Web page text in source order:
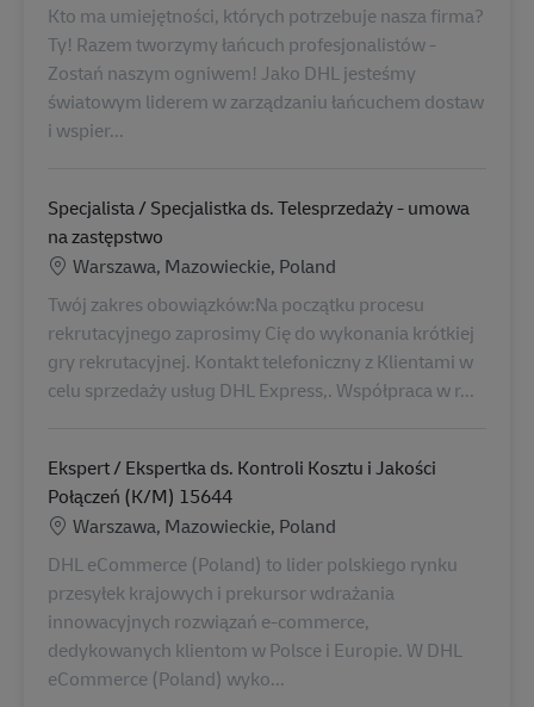
Kto ma umiejętności, których potrzebuje nasza firma?
Ty! Razem tworzymy łańcuch profesjonalistów -
Zostań naszym ogniwem! Jako DHL jesteśmy
światowym liderem w zarządzaniu łańcuchem dostaw
i wspier...
Specjalista / Specjalistka ds. Telesprzedaży - umowa
na zastępstwo
Konum
Warszawa, Mazowieckie, Poland
Twój zakres obowiązków:Na początku procesu
rekrutacyjnego zaprosimy Cię do wykonania krótkiej
gry rekrutacyjnej. Kontakt telefoniczny z Klientami w
celu sprzedaży usług DHL Express,. Współpraca w r...
Ekspert / Ekspertka ds. Kontroli Kosztu i Jakości
Połączeń (K/M) 15644
Konum
Warszawa, Mazowieckie, Poland
DHL eCommerce (Poland) to lider polskiego rynku
przesyłek krajowych i prekursor wdrażania
innowacyjnych rozwiązań e-commerce,
dedykowanych klientom w Polsce i Europie. W DHL
eCommerce (Poland) wyko...